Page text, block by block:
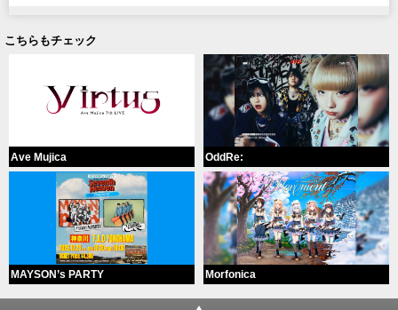
こちらもチェック
Ave Mujica OddRe:
MAYSON’s PARTY Morfonica